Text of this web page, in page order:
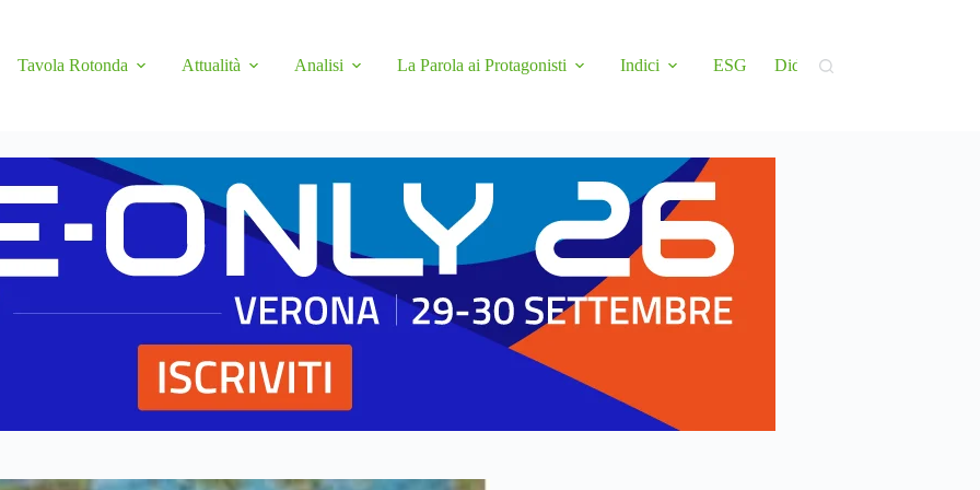
Tavola Rotonda Attualità Analisi La Parola ai Protagonisti Indici ESG Didattica